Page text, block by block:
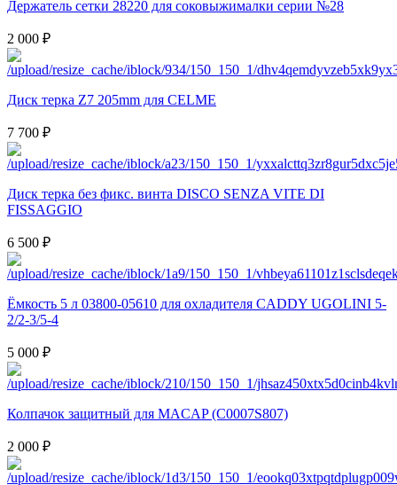
Держатель сетки 28220 для соковыжималки серии №28
2 000 ₽
Диск терка Z7 205mm для CELME
7 700 ₽
Диск терка без фикс. винта DISCO SENZA VITE DI
FISSAGGIO
6 500 ₽
Ёмкость 5 л 03800-05610 для охладителя CADDY UGOLINI 5-
2/2-3/5-4
5 000 ₽
Колпачок защитный для MACAP (C0007S807)
2 000 ₽